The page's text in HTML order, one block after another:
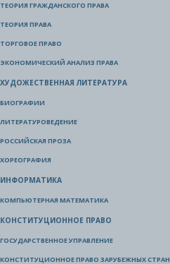
ТЕОРИЯ ГРАЖДАНСКОГО ПРАВА
ТЕОРИЯ ПРАВА
ТОРГОВОЕ ПРАВО
ЭКОНОМИЧЕСКИЙ АНАЛИЗ ПРАВА
ХУДОЖЕСТВЕННАЯ ЛИТЕРАТУРА
БИОГРАФИИ
ЛИТЕРАТУРОВЕДЕНИЕ
РОССИЙСКАЯ ПРОЗА
ХОРЕОГРАФИЯ
ИНФОРМАТИКА
КОМПЬЮТЕРНАЯ МАТЕМАТИКА
КОНСТИТУЦИОННОЕ ПРАВО
ГОСУДАРСТВЕННОЕ УПРАВЛЕНИЕ
КОНСТИТУЦИОННОЕ ПРАВО ЗАРУБЕЖНЫХ СТРАН